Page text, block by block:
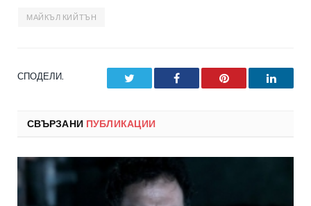
МАЙКЪЛ КИЙТЪН
СПОДЕЛИ. Facebook Pinterest
СВЪРЗАНИ ПУБЛИКАЦИИ